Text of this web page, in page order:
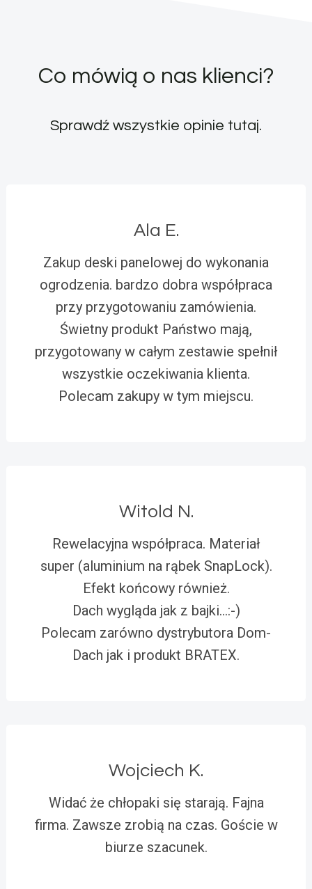
Co mówią o nas klienci?
Sprawdź wszystkie opinie tutaj.
Ala E.
Zakup deski panelowej do wykonania
ogrodzenia. bardzo dobra współpraca
przy przygotowaniu zamówienia.
Świetny produkt Państwo mają,
przygotowany w całym zestawie spełnił
wszystkie oczekiwania klienta.
Polecam zakupy w tym miejscu.
Witold N.
Rewelacyjna współpraca. Materiał
super (aluminium na rąbek SnapLock).
Efekt końcowy również.
Dach wygląda jak z bajki…:-)
Polecam zarówno dystrybutora Dom-
Dach jak i produkt BRATEX.
Wojciech K.
Widać że chłopaki się starają. Fajna
firma. Zawsze zrobią na czas. Goście w
biurze szacunek.